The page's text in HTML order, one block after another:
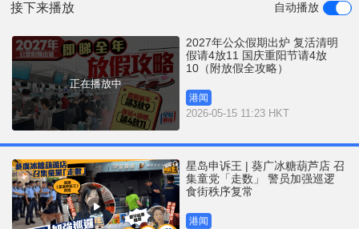
接下来播放 自动播放
正在播放中
2027年公众假期出炉 复活清明
假请4放11 国庆重阳节请4放
10（附放假全攻略）
港闻
2026-05-15 11:23 HKT
星岛申诉王 | 葵广冰糖葫芦店 召
集童党「走数」 警员加强巡逻
食街秩序复常
港闻